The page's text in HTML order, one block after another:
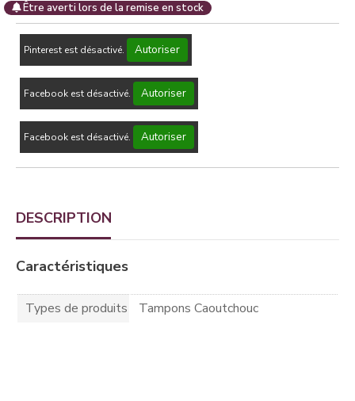
Être averti lors de la remise en stock
Pinterest est désactivé. Autoriser
Facebook est désactivé. Autoriser
Facebook est désactivé. Autoriser
DESCRIPTION
Caractéristiques
Types de produits Tampons Caoutchouc